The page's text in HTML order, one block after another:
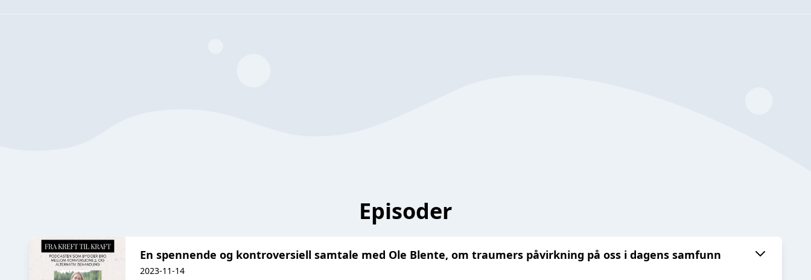
Episoder
En spennende og kontroversiell samtale med Ole Blente, om traumers påvirkning på oss i dagens samfunn
2023-11-14